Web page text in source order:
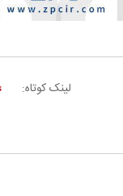
لینک کوتاه: